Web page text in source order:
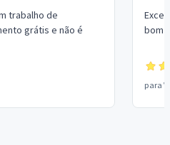
trabalho de
grátis e não é
bom
para